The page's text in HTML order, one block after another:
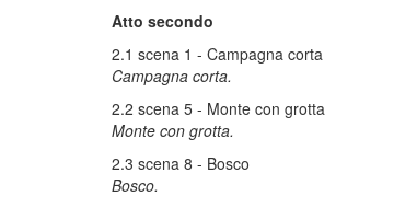
Atto secondo
2.1 scena 1 - Campagna corta
Campagna corta.
2.2 scena 5 - Monte con grotta
Monte con grotta.
2.3 scena 8 - Bosco
Bosco.